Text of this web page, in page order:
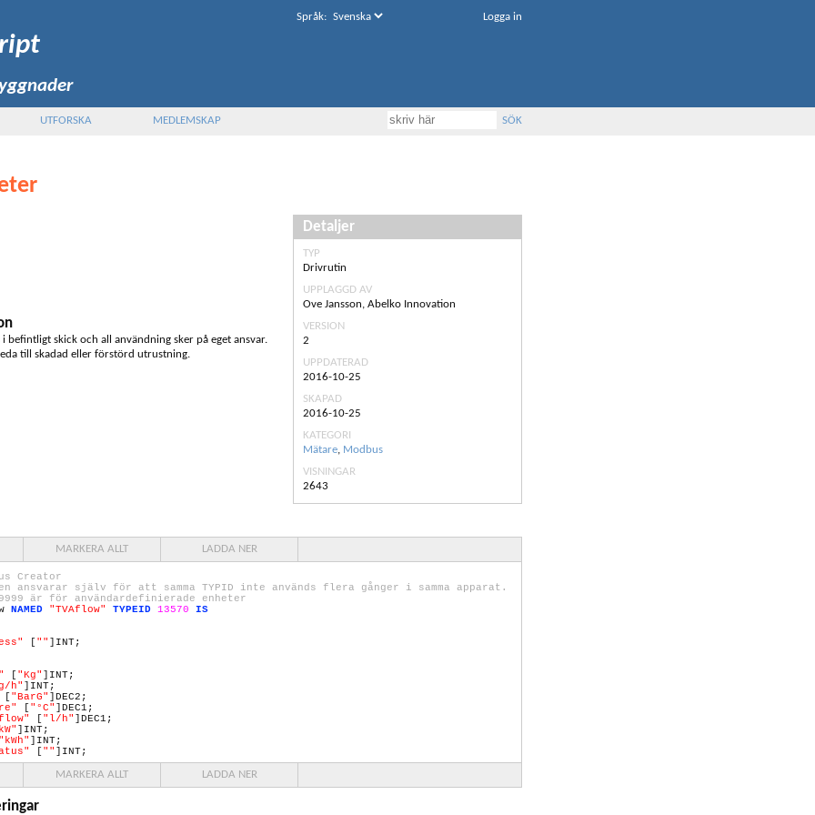
Språk: Logga in
UTFORSKA MEDLEMSKAP SÖK
Detaljer
TYP
Drivrutin
UPPLAGGD AV
Ove Jansson, Abelko Innovation
VERSION
2
UPPDATERAD
2016-10-25
SKAPAD
2016-10-25
KATEGORI
Mätare, Modbus
VISNINGAR
2643
befintligt skick och all användning sker på eget ansvar.
till skadad eller förstörd utrustning.
MARKERA ALLT LADDA NER
Creator
ansvarar själv för att samma TYPID inte används flera gånger i samma apparat.
är för användardefinierade enheter
NAMED "TVAflow" TYPEID 13570
IS
["" ]INT;
["Kg" ]INT;
h" ]INT;
["BarG" ]DEC2;
["°C" ]DEC1;
["l/h" ]DEC1;
]INT;
"kWh" ]INT;
["" ]INT;
MARKERA ALLT LADDA NER